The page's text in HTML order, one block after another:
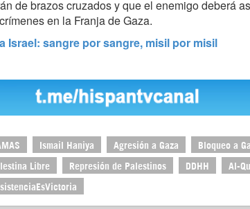
de brazos cruzados y que el enemigo deberá
en la Franja de Gaza.
Israel: sangre por sangre, misil por misil
Ismail Haniya Agresión a Gaza Bloqueo a
Libre Represión de Palestinos DDHH Al-